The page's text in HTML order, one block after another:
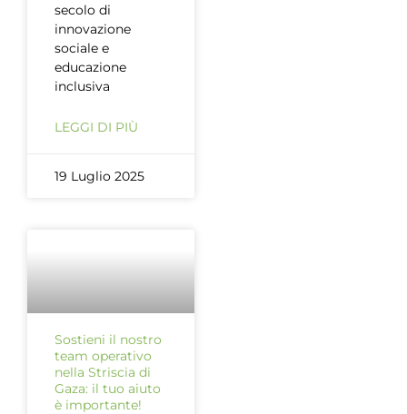
secolo di
innovazione
sociale e
educazione
inclusiva
LEGGI DI PIÙ
19 Luglio 2025
Sostieni il nostro
team operativo
nella Striscia di
Gaza: il tuo aiuto
è importante!